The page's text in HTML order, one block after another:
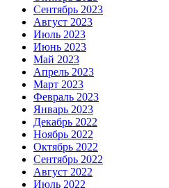
Сентябрь 2023
Август 2023
Июль 2023
Июнь 2023
Май 2023
Апрель 2023
Март 2023
Февраль 2023
Январь 2023
Декабрь 2022
Ноябрь 2022
Октябрь 2022
Сентябрь 2022
Август 2022
Июль 2022